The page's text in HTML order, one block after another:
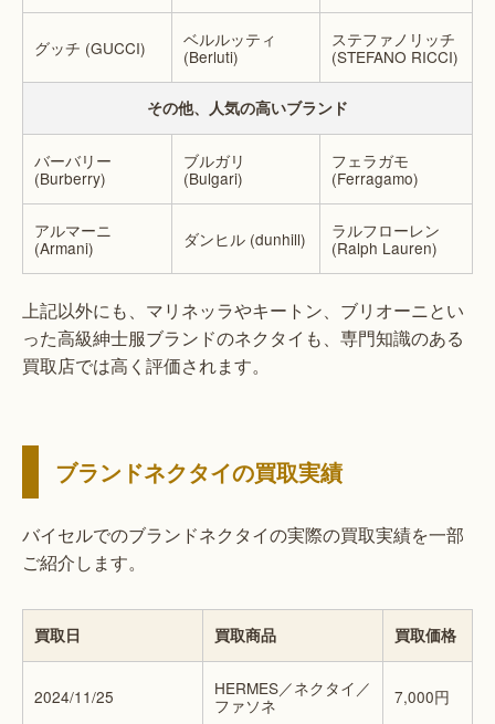
グッチ (GUCCI)
ベルルッティ
(Berluti)
ステファノリッチ
(STEFANO RICCI)
その他、人気の高いブランド
バーバリー
(Burberry)
ブルガリ
(Bulgari)
フェラガモ
(Ferragamo)
アルマーニ
(Armani)
ダンヒル (dunhill)
ラルフローレン
(Ralph Lauren)
上記以外にも、マリネッラやキートン、ブリオーニとい
った高級紳士服ブランドのネクタイも、専門知識のある
買取店では高く評価されます。
ブランドネクタイの買取実績
バイセルでのブランドネクタイの実際の買取実績を一部
ご紹介します。
買取日 買取商品 買取価格
2024/11/25
HERMES／ネクタイ／
ファソネ
7,000円